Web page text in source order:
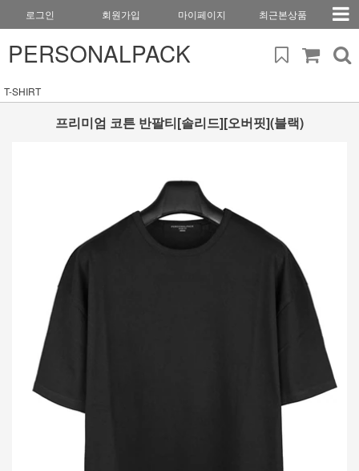
로그인 회원가입 마이페이지 최근본상품
PERSONALPACK
T-SHIRT
프리미엄 코튼 반팔티[솔리드][오버핏](블랙)